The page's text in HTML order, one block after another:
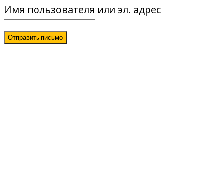
Имя пользователя или эл. адрес
Отправить письмо